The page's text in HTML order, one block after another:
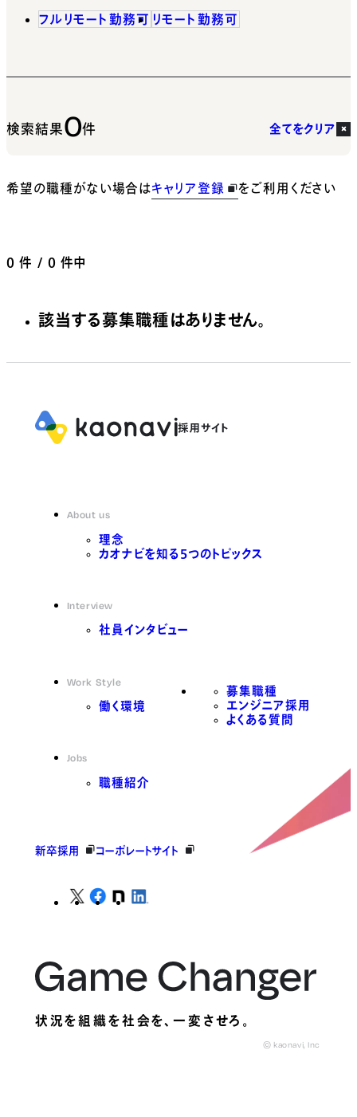
フルリモート勤務可 リモート勤務可
検索結果0件 全てをクリア
希望の職種がない場合はキャリア登録 をご利用ください
0 件 / 0 件中
該当する募集職種はありません。
About us
理念
カオナビを知る5つのトピックス
Interview
社員インタビュー
Work Style
働く環境
Jobs
職種紹介
募集職種
エンジニア採用
よくある質問
新卒採用 コーポレートサイト
状況を組織を社会を、一変させろ。
© kaonavi, Inc